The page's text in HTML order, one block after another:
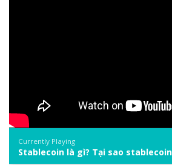
Currently Playing